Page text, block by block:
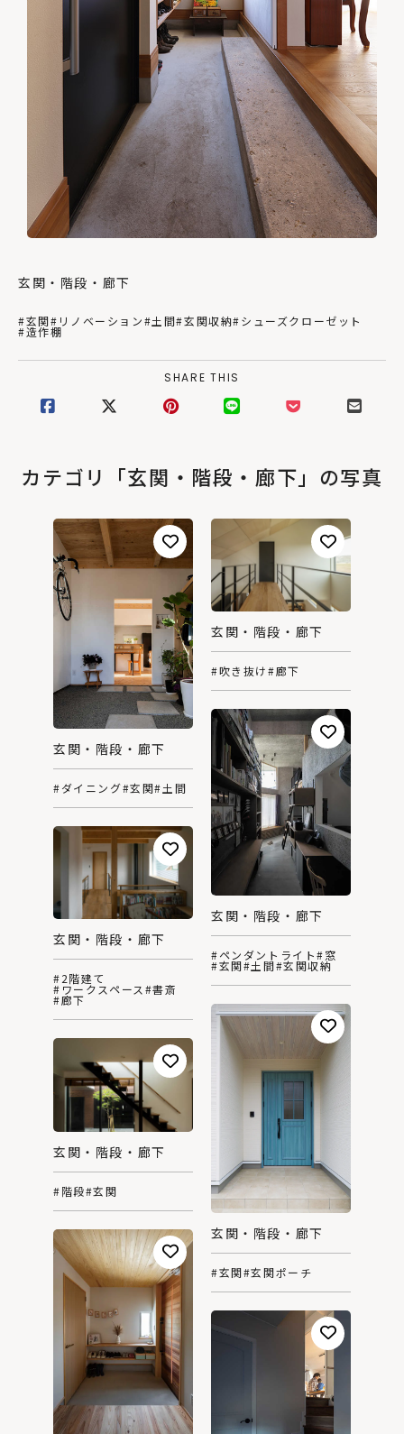
玄関・階段・廊下
#玄関#リノベーション#土間#玄関収納#シューズクローゼット
#造作棚
SHARE THIS
カテゴリ「玄関・階段・廊下」の写真
玄関・階段・廊下
#ダイニング#玄関#土間
玄関・階段・廊下
#吹き抜け#廊下
玄関・階段・廊下
#ペンダントライト#窓
#玄関#土間#玄関収納
玄関・階段・廊下
#2階建て
#ワークスペース #書斎
#廊下
玄関・階段・廊下
#玄関#玄関ポーチ
玄関・階段・廊下
#階段#玄関